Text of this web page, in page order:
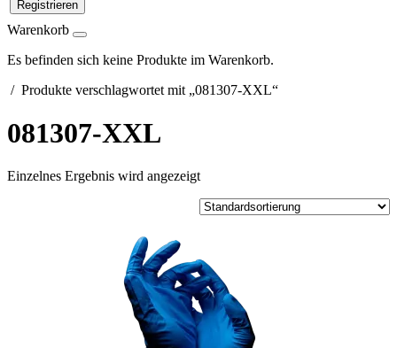
Registrieren
Warenkorb
Es befinden sich keine Produkte im Warenkorb.
/ Produkte verschlagwortet mit „081307-XXL“
081307-XXL
Einzelnes Ergebnis wird angezeigt